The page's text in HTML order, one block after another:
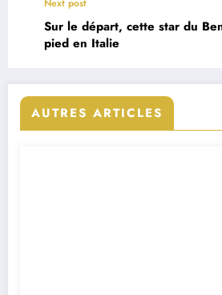
Next post
Sur le départ, cette star du
pied en Italie
AUTRES ARTICLES